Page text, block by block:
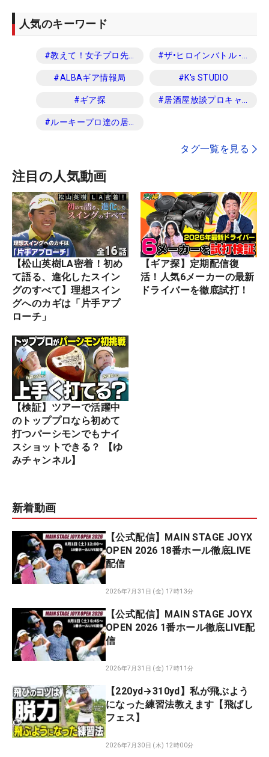
注目の人気動画
【松山英樹LA密着！初め
て語る、進化したスイン
グのすべて】理想スイン
グへのカギは「片手アプ
ローチ」
【ギア探】定期配信復
活！人気6メーカーの最新
ドライバーを徹底試打！
【検証】ツアーで活躍中
のトッププロなら初めて
打つパーシモンでもナイ
スショットできる？ 【ゆ
みチャンネル】
新着動画
【公式配信】MAIN STAGE JOYX
OPEN 2026 18番ホール徹底LIVE
配信
2026年7月31日 (金) 17時13分
【公式配信】MAIN STAGE JOYX
OPEN 2026 1番ホール徹底LIVE配
信
2026年7月31日 (金) 17時11分
【220yd→310yd】私が飛ぶよう
になった練習法教えます【飛ばし
フェス】
2026年7月30日 (木) 12時00分
人気のキーワード
#教えて！女子プロ先生 #ザ•ヒロインバトル -NEXT BACK 9-
#ALBAギア情報局 #K's STUDIO
#ギア探 #居酒屋放談プロキャディ編
#ルーキープロ達の居酒屋放談
タグ一覧を見る